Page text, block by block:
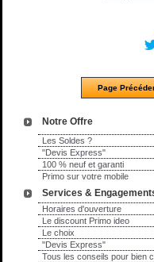
Notre Offre
Les Soldes ?
"Devis Express"
100 % neuf et garanti
Primo sur votre mobile
Services &
Horaires d'ouverture
Le discount Primo ideo
Le choix
"Devis Express"
Tous les conseils pour bien